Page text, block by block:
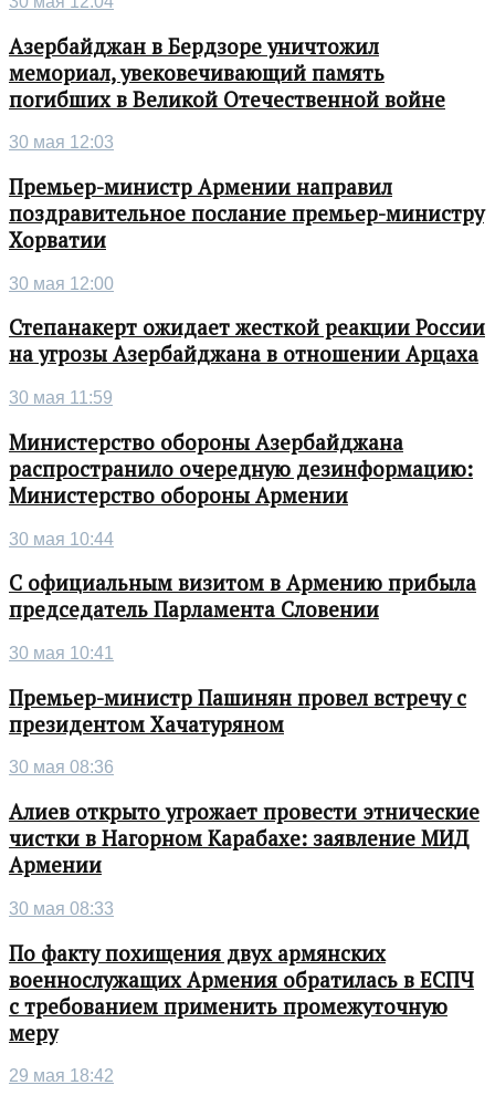
Азербайджан в Бердзоре уничтожил
мемориал, увековечивающий память
погибших в Великой Отечественной войне
30 мая 12:03
Премьер-министр Армении направил
поздравительное послание премьер-министру
Хорватии
30 мая 12:00
Степанакерт ожидает жесткой реакции России
на угрозы Азербайджана в отношении Арцаха
30 мая 11:59
Министерство обороны Азербайджана
распространило очередную дезинформацию:
Министерство обороны Армении
30 мая 10:44
С официальным визитом в Армению прибыла
председатель Парламента Словении
30 мая 10:41
Премьер-министр Пашинян провел встречу с
президентом Хачатуряном
30 мая 08:36
Алиев открыто угрожает провести этнические
чистки в Нагорном Карабахе: заявление МИД
Армении
30 мая 08:33
По факту похищения двух армянских
военнослужащих Армения обратилась в ЕСПЧ
с требованием применить промежуточную
меру
29 мая 18:42